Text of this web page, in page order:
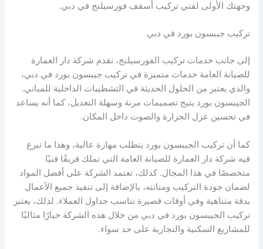
وجهتك الأولى لفني تركيب أسقف فورسيلنج في دبي.
تركيب جيبسون بورد في دبي
إلى جانب خدمات تركيب الفورسيلنج، تقدم شركة دار العمارة
للصيانة العامة خدمات متميزة في تركيب جيبسون بورد في دبي،
والذي يعتبر من الحلول الحديثة في التشطيبات الداخلية للمباني.
الجيبسون بورد يتيح تصميمات مرنة وسهلة التعديل، كما أنه يساعد
في تحسين عزل الحرارة والصوت داخل المكان.
كما أن تركيب الجيبسون بورد يتطلب مهارة عالية، وهذا ما تبرع
فيه شركة دار العمارة للصيانة العامة التي تملك فريقًا فنيًا
متخصصًا في هذا المجال. كذلك، تعتمد الشركة على أفضل المواد
لضمان جودة التركيب ومتانته، بالإضافة إلى تنفيذ جميع الأعمال
بدقة متناهية وفي أوقات قصيرة تناسب جداول العملاء. لذلك، يعتبر
تركيب الجيبسون بورد في دبي من خلال هذه الشركة خيارًا مثاليًا
للمشاريع السكنية والتجارية على حد سواء.